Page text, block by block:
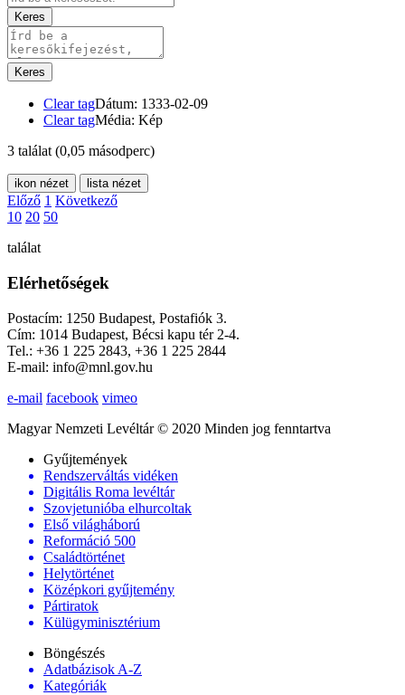
Keres
Keres
Clear tagDátum: 1333-02-09
Clear tagMédia: Kép
3 találat (0,05 másodperc)
ikon nézet lista nézet
Előző 1 Következő
10 20 50
találat
Elérhetőségek
Postacím: 1250 Budapest, Postafiók 3.
Cím: 1014 Budapest, Bécsi kapu tér 2-4.
Tel.: +36 1 225 2843, +36 1 225 2844
E-mail: info@mnl.gov.hu
e-mail facebook vimeo
Magyar Nemzeti Levéltár © 2020 Minden jog fenntartva
Gyűjtemények
Rendszerváltás vidéken
Digitális Roma levéltár
Szovjetunióba elhurcoltak
Első világháború
Reformáció 500
Családtörténet
Helytörténet
Középkori gyűjtemény
Pártiratok
Külügyminisztérium
Böngészés
Adatbázisok A-Z
Kategóriák